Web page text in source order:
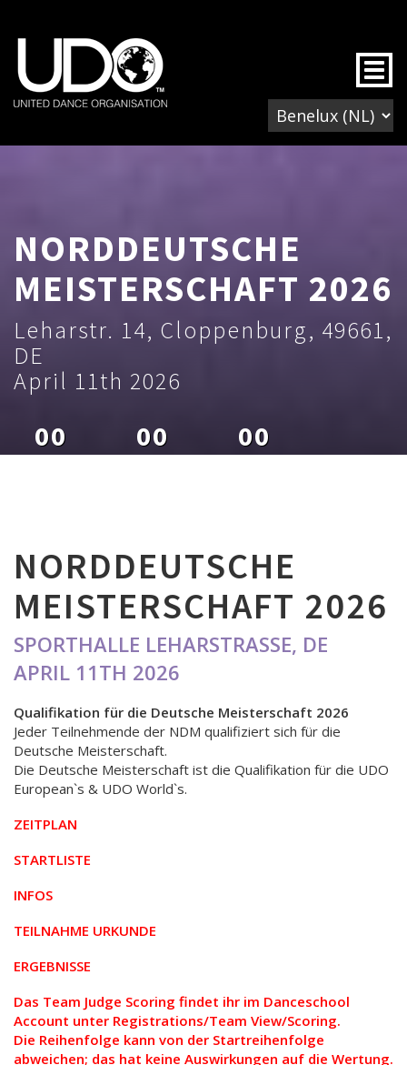
NORDDEUTSCHE
MEISTERSCHAFT 2026
Leharstr. 14, Cloppenburg, 49661,
DE
April 11th 2026
00 00 00
NORDDEUTSCHE
MEISTERSCHAFT 2026
SPORTHALLE LEHARSTRASSE, DE
APRIL 11TH 2026
Qualifikation für die Deutsche Meisterschaft 2026
Jeder Teilnehmende der NDM qualifiziert sich für die
Deutsche Meisterschaft.
Die Deutsche Meisterschaft ist die Qualifikation für die UDO
European`s & UDO World`s.
ZEITPLAN
STARTLISTE
INFOS
TEILNAHME URKUNDE
ERGEBNISSE
Das Team Judge Scoring findet ihr im Danceschool
Account unter Registrations/Team View/Scoring.
Die Reihenfolge kann von der Startreihenfolge
abweichen; das hat keine Auswirkungen auf die Wertung.